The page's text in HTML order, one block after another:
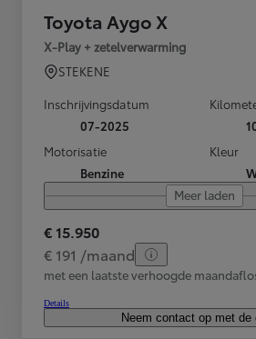
Toyota Aygo X
X-Play + zetelverwarming
STEKENE
Inschrijvingsdatum
07-2025
Motorisatie
Benzine
Kleur
Meer laden
€ 15.950
€ 191 /maand
met een laatste verhoogde
Details
Neem contact op met de